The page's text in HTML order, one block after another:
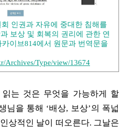
인권과 자유에 중대한 침해를
보상 및 회복의 권리에 관한 연
이브814에서 원문과 번역문을
Archives/Type/view/13674
는 것은 무엇을 가능하게 할
님을 통해 ‘배상, 보상’의 폭넓
상적인 날이 떠오른다. 그날은